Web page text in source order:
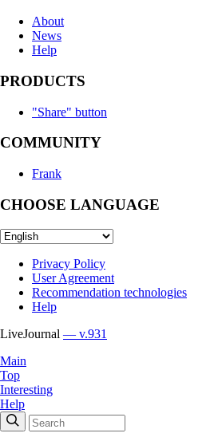
About
News
Help
PRODUCTS
"Share" button
COMMUNITY
Frank
CHOOSE LANGUAGE
Privacy Policy
User Agreement
Recommendation technologies
Help
LiveJournal — v.931
Main
Top
Interesting
Help